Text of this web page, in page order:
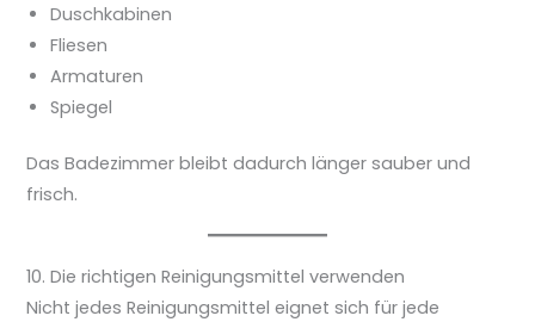
Duschkabinen
Fliesen
Armaturen
Spiegel
Das Badezimmer bleibt dadurch länger sauber und
frisch.
10. Die richtigen Reinigungsmittel verwenden
Nicht jedes Reinigungsmittel eignet sich für jede